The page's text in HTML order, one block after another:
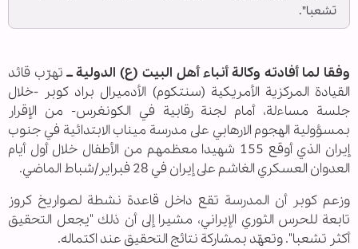
تشعبا".
وفقا لما أفادته وكالة أنباء أهل البيت (ع) الدولية ــ تهرّب قائد
القيادة المركزية الأمريكية (سنتكوم) الأدميرال براد كوبر -خلال
جلسة مساءلة، أمام لجنة رقابية في الكونغرس- من الإقرار
بمسؤولية الهجوم الارهابي على مدرسة ميناب الابتدائية في جنوب
إيران الذي أوقع 155 شهيدا معظمهم من الأطفال خلال أول أيام
العدوان العسكري الغاشم على إيران في 28 فبراير/شباط الماضي.
وزعم كوبر أن المدرسة تقع داخل قاعدة نشطة لصواريخ كروز
تابعة للحرس الثوري الإيراني، مشيرا إلى أن ذلك "يجعل التحقيق
أكثر تشعبا". وتعهّد بمشاركة نتائج التحقيق عند اكتماله.